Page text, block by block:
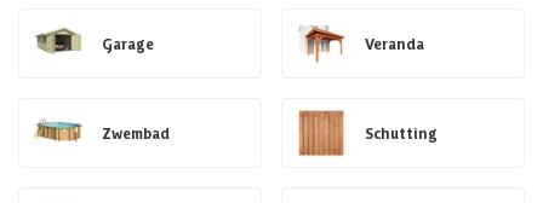
Garage Veranda
Zwembad Schutting